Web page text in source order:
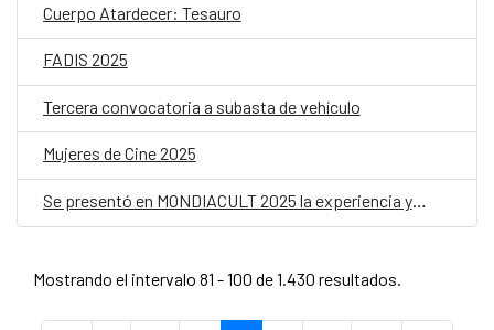
Cuerpo Atardecer: Tesauro
FADIS 2025
Tercera convocatoria a subasta de vehículo
Mujeres de Cine 2025
Se presentó en MONDIACULT 2025 la experiencia y actualidad de la Estrategia C+D de la Cooperación Española
Mostrando el intervalo 81 - 100 de 1.430 resultados.